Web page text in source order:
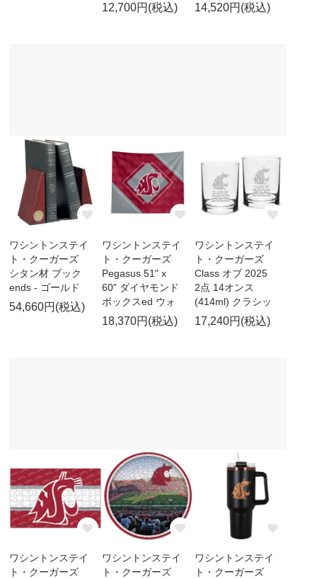
12,700円(税込) 14,520円(税込)
ワシントンステイ
ト・クーガーズ
シタン材 ブック
ends - ゴールド
54,660円(税込)
ワシントンステイ
ト・クーガーズ
Pegasus 51" x
60" ダイヤモンド
ボックスed ウォ
18,370円(税込)
ワシントンステイ
ト・クーガーズ
Class オブ 2025
2点 14オンス
(414ml) クラシッ
17,240円(税込)
ワシントンステイ
ト・クーガーズ
ワシントンステイ
ト・クーガーズ
ワシントンステイ
ト・クーガーズ